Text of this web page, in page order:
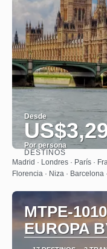
Desde
Por persona
DESTINOS
Madrid · Londres · París ·
Florencia · Niza · Barcelona
MTPE-
EUROPA